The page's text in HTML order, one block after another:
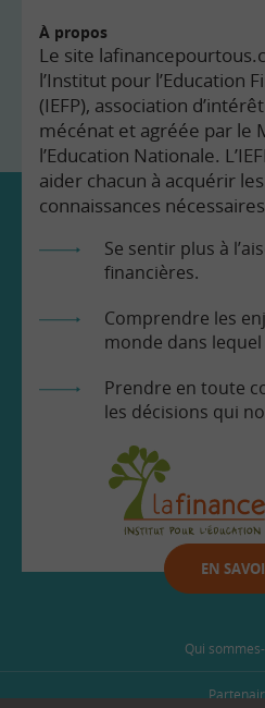
À propos
Le site
l’Institut pour l’Education
(IEFP), association
mécénat et agréée par le
l’Education Nationale.
aider chacun à acquérir
connaissances
Se sentir plus à
financières.
Comprendre les
monde dans
Prendre en toute
les décisions qui
EN
Qui